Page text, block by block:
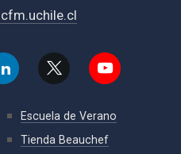
Escuela de Verano
Tienda Beauchef